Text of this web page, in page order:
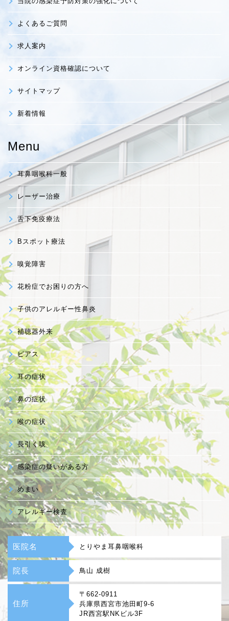
よくあるご質問
求人案内
オンライン資格確認について
サイトマップ
新着情報
Menu
耳鼻咽喉科一般
レーザー治療
舌下免疫療法
Bスポット療法
嗅覚障害
花粉症でお困りの方へ
子供のアレルギー性鼻炎
補聴器外来
ピアス
耳の症状
鼻の症状
喉の症状
長引く咳
感染症の疑いがある方
めまい
アレルギー検査
医院名 とりやま耳鼻咽喉科
院長 鳥山 成樹
住所
〒662-0911
兵庫県西宮市池田町9-6
JR西宮駅NKビル3F